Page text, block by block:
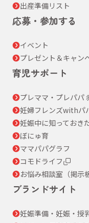
出産準備リスト
応募・参加する
イベント
プレゼント＆キャン
育児サポート
プレママ・プレパパ
妊婦フレンズwithパ
妊娠中に知っておき
ぼにゅ育
ママパパグラフ
コモドライフ
お悩み相談室（掲示板
ブランドサイト
妊娠準備・妊娠・授